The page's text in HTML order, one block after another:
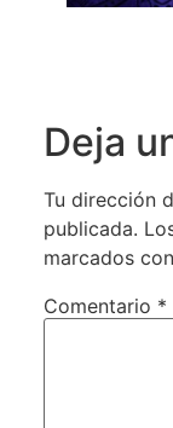
Deja
Tu dirección
publicada.
marcados con
Comentario *